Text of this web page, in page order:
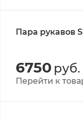
Пара рукавов
6750 руб.
Перейти к